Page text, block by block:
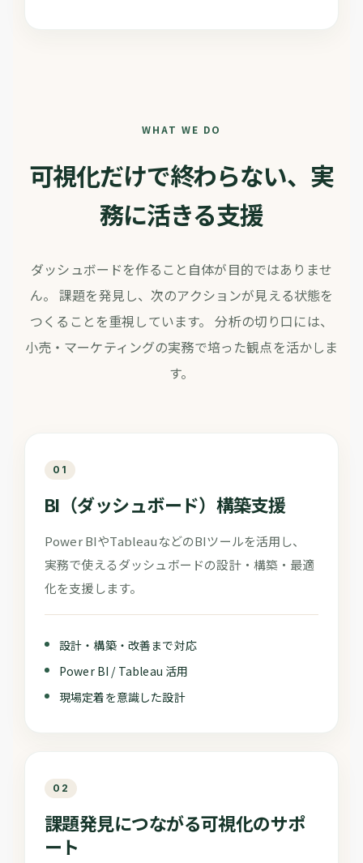
WHAT WE DO
可視化だけで終わらない、実
務に活きる支援
ダッシュボードを作ること自体が目的ではありませ
ん。 課題を発見し、次のアクションが見える状態を
つくることを重視しています。 分析の切り口には、
小売・マーケティングの実務で培った観点を活かしま
す。
01
BI（ダッシュボード）構築支援
Power BIやTableauなどのBIツールを活用し、
実務で使えるダッシュボードの設計・構築・最適
化を支援します。
設計・構築・改善まで対応
Power BI / Tableau 活用
現場定着を意識した設計
02
課題発見につながる可視化のサポ
ート